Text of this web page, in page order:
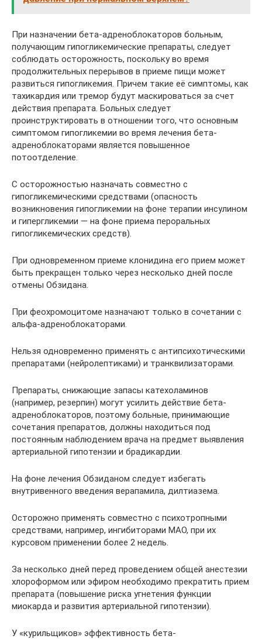
При назначении бета-адреноблокаторов больным,
получающим гипогликемические препараты, следует
соблюдать осторожность, поскольку во время
продолжительных перерывов в приеме пищи может
развиться гипогликемия. Причем такие её симптомы, как
тахикардия или тремор будут маскироваться за счет
действия препарата. Больных следует
проинструктировать в отношении того, что основным
симптомом гипогликемии во время лечения бета-
адреноблокаторами является повышенное
потоотделение.
С осторожностью назначать совместно с
гипогликемическими средствами (опасность
возникновения гипогликемии на фоне терапии инсулином
и гипергликемии — на фоне приема пероральных
гипогликемических средств).
При одновременном приеме клонидина его прием может
быть прекращен только через несколько дней после
отмены Обзидана.
При феохромоцитоме назначают только в сочетании с
альфа-адреноблокаторами.
Нельзя одновременно применять с антипсихотическими
препаратами (нейролептиками) и транквилизаторами.
Препараты, снижающие запасы катехоламинов
(например, резерпин) могут усилить действие бета-
адреноблокаторов, поэтому больные, принимающие
сочетания препаратов, должны находиться под
постоянным наблюдением врача на предмет выявления
артериальной гипотензии и брадикардии.
На фоне лечения Обзиданом следует избегать
внутривенного введения верапамила, дилтиазема.
Осторожно применять совместно с психотропными
средствами, например, ингибиторами МАО, при их
курсовом применении более 2 недель.
За несколько дней перед проведением общей анестезии
хлороформом или эфиром необходимо прекратить прием
препарата (повышение риска угнетения функции
миокарда и развития артериальной гипотензии).
У «курильщиков» эффективность бета-